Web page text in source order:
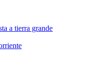
a tierra grande